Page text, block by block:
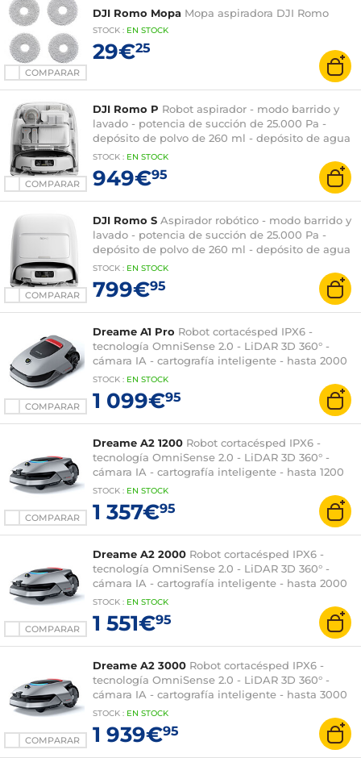
COMPARAR
DJI Romo Mopa Mopa aspiradora DJI Romo
STOCK : EN STOCK
29€25
COMPARAR
DJI Romo P Robot aspirador - modo barrido y
lavado - potencia de succión de 25.000 Pa -
depósito de polvo de 260 ml - depósito de agua
de 4 L
STOCK : EN STOCK
949€95
COMPARAR
DJI Romo S Aspirador robótico - modo barrido y
lavado - potencia de succión de 25.000 Pa -
depósito de polvo de 260 ml - depósito de agua
de 4 L
STOCK : EN STOCK
799€95
COMPARAR
Dreame A1 Pro Robot cortacésped IPX6 -
tecnología OmniSense 2.0 - LiDAR 3D 360° -
cámara IA - cartografía inteligente - hasta 2000
m² - estación de carga
STOCK : EN STOCK
1 099€95
COMPARAR
Dreame A2 1200 Robot cortacésped IPX6 -
tecnología OmniSense 2.0 - LiDAR 3D 360° -
cámara IA - cartografía inteligente - hasta 1200
m² - estación de carga
STOCK : EN STOCK
1 357€95
COMPARAR
Dreame A2 2000 Robot cortacésped IPX6 -
tecnología OmniSense 2.0 - LiDAR 3D 360° -
cámara IA - cartografía inteligente - hasta 2000
m² - estación de carga
STOCK : EN STOCK
1 551€95
COMPARAR
Dreame A2 3000 Robot cortacésped IPX6 -
tecnología OmniSense 2.0 - LiDAR 3D 360° -
cámara IA - cartografía inteligente - hasta 3000
m² - estación de carga
STOCK : EN STOCK
1 939€95